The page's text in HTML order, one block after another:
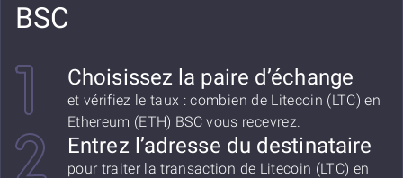
BSC
Choisissez la paire d’échange
et vérifiez le taux : combien de Litecoin (LTC) en
Ethereum (ETH) BSC vous recevrez.
Entrez l’adresse du destinataire
pour traiter la transaction de Litecoin (LTC) en